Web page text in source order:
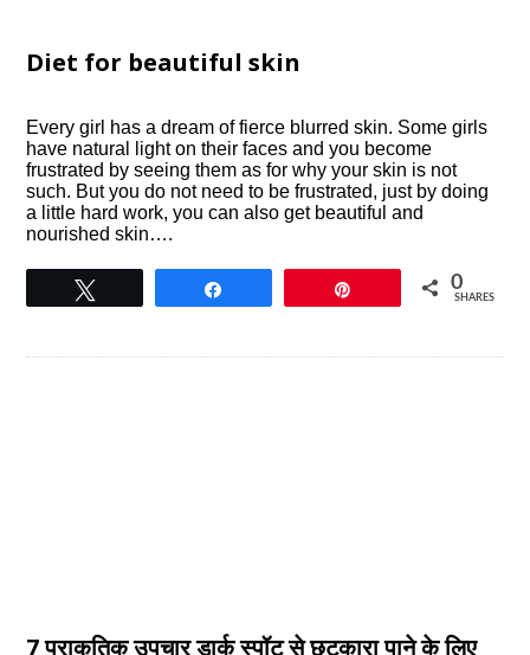
Diet for beautiful skin
Every girl has a dream of fierce blurred skin. Some girls
have natural light on their faces and you become
frustrated by seeing them as for why your skin is not
such. But you do not need to be frustrated, just by doing
a little hard work, you can also get beautiful and
nourished skin….
0
SHARES
7 प्राकृतिक उपचार डार्क स्पॉट से छुटकारा पाने के लिए